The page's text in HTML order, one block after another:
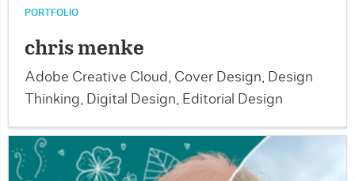
PORTFOLIO
chris menke
Adobe Creative Cloud, Cover Design, Design
Thinking, Digital Design, Editorial Design